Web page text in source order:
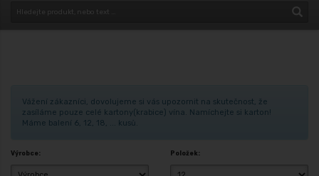
Vážení zákazníci, dovolujeme si vás upozornit na skutečnost, že
zasíláme pouze celé kartony(krabice) vína. Namíchejte si karton!
Máme balení 6, 12, 18, ... kusů.
Výrobce: Položek: